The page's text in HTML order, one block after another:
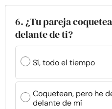
6. ¿Tu pareja
delante de ti?
Sí, todo el tiempo
Coquetean, pero he
delante de mí